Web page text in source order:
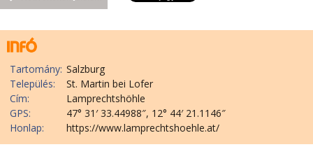
Tartomány: Salzburg
Település:
St. Martin bei Lofer
Cím:
Lamprechtshöhle
GPS:
47° 31′ 33.44988″, 12° 44′ 21.1146″
Honlap:
https://www.lamprechtshoehle.at/